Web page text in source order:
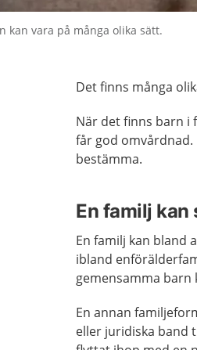
kan vara på många olika sätt.
Det finns många
När det finns barn i
får god
bestämma.
En familj kan
En familj kan bland
ibland
gemensamma barn
En annan
eller juridiska band